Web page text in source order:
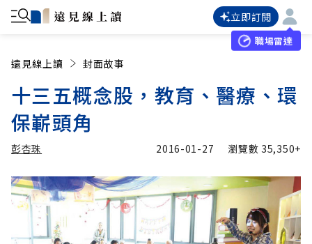
立即訂閱
職場雷達
遠見線上讀 封面故事
十三五概念股，教育、醫療、環
保嶄頭角
彭杏珠
彭杏珠 加入追蹤
2016-01-27 瀏覽數 35,350+